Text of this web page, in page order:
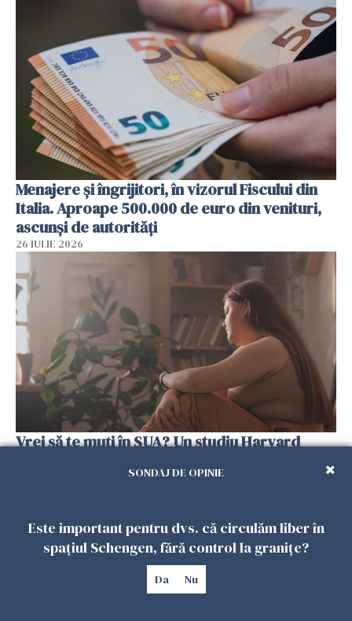
Menajere și îngrijitori, în vizorul Fiscului din
Italia. Aproape 500.000 de euro din venituri,
ascunși de autorități
26 IULIE 2026
Vrei să te muți în SUA? Un studiu Harvard
SONDAJ DE OPINIE
Este important pentru dvs. că circulăm liber în
spațiul Schengen, fără control la granițe?
Da Nu